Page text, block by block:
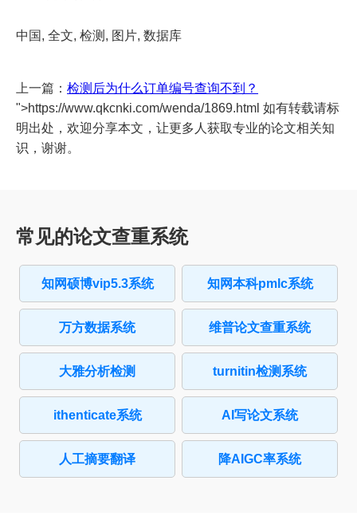
中国, 全文, 检测, 图片, 数据库
上一篇： 检测后为什么订单编号查询不到？
">https://www.qkcnki.com/wenda/1869.html 如有转载请标
明出处，欢迎分享本文，让更多人获取专业的论文相关知
识，谢谢。
常见的论文查重系统
知网硕博vip5.3系统 知网本科pmlc系统
万方数据系统 维普论文查重系统
大雅分析检测 turnitin检测系统
ithenticate系统 AI写论文系统
人工摘要翻译 降AIGC率系统